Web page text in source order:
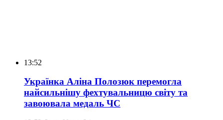
13:52
Українка Аліна Полозюк перемогла
найсильнішу фехтувальницю світу та
завоювала медаль ЧС